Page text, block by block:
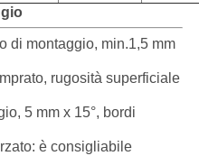
di montaggio, min.1,5 mm
rugosità superficiale
5 mm x 15°, bordi
è consigliabile